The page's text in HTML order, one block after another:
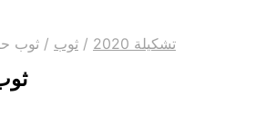
تشكيلة 2020 / ثوب / ثوب